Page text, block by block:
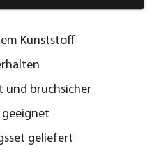
Kunststoff
und bruchsicher
geeignet
geliefert